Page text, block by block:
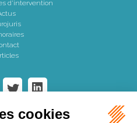
d'intervention